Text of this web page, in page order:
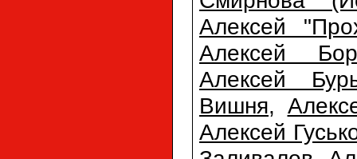
Алексей
Алексей
Алексей
Вишня,
Алексей